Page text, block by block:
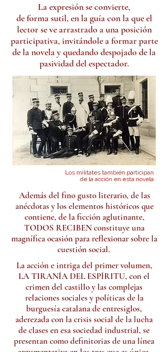
La expresión se convierte,
de forma sutil, en la guía con la que el
lector se ve arrastrado a una posición
participativa, invitándole a formar parte
de la novela y quedando despojado de la
pasividad del espectador.
Los militates también participan
de la acción en esta novela
Además del fino gusto literario, de las
anécdotas y los elementos históricos que
contiene, de la ficción aglutinante,
TODOS RECIBEN constituye una
magnífica ocasión para reflexionar sobre la
cuestión social.
La acción e intriga del primer volumen,
LA TIRANÍA DEL ESPÍRITU, con el
crimen del castillo y las complejas
relaciones sociales y políticas de la
burguesía catalana de entresiglos,
aderezada con la crisis social de la lucha
de clases en esa sociedad industrial, se
presentan como definitorias de una línea